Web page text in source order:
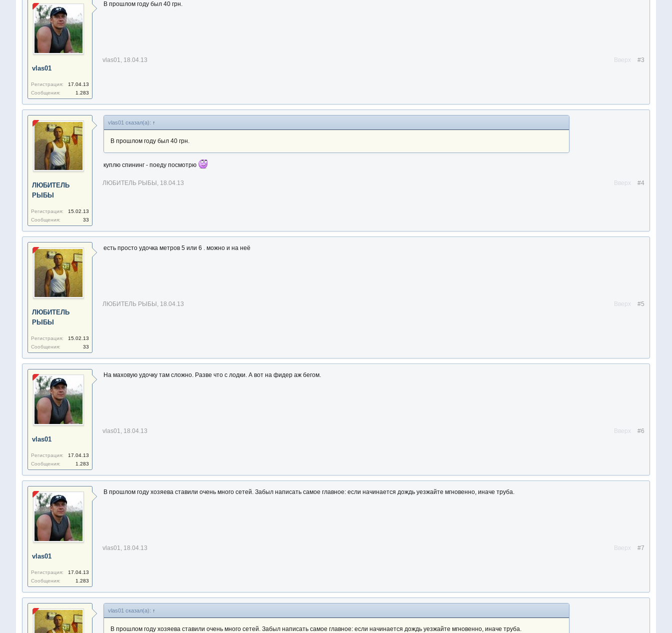
vlas01
Регистрация:
17.04.13
Сообщения:
1.283
В прошлом году был 40 грн.
vlas01, 18.04.13 #3
Вверх
ЛЮБИТЕЛЬ
РЫБЫ
Регистрация:
15.02.13
Сообщения:
33
vlas01 сказал(а): ↑
В прошлом году был 40 грн.
куплю спининг - поеду посмотрю
ЛЮБИТЕЛЬ РЫБЫ , 18.04.13 #4
Вверх
ЛЮБИТЕЛЬ
РЫБЫ
Регистрация:
15.02.13
Сообщения:
33
есть просто удочка метров 5 или 6 . можно и на неё
ЛЮБИТЕЛЬ РЫБЫ , 18.04.13 #5
Вверх
vlas01
Регистрация:
17.04.13
Сообщения:
1.283
На маховую удочку там сложно. Разве что с лодки. А вот на фидер аж бегом.
vlas01, 18.04.13 #6
Вверх
vlas01
Регистрация:
17.04.13
Сообщения:
1.283
В прошлом году хозяева ставили очень много сетей. Забыл написать самое главное: если начинается дождь уезжайте мгновенно, иначе труба.
vlas01, 18.04.13 #7
Вверх
vlas01 сказал(а): ↑
В прошлом году хозяева ставили очень много сетей. Забыл написать самое главное: если начинается дождь уезжайте мгновенно, иначе труба.